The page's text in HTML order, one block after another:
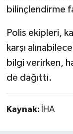
bilinçlendirme
Polis ekipleri,
karşı
bilgi verirken,
de dağıttı.
Kaynak: İHA